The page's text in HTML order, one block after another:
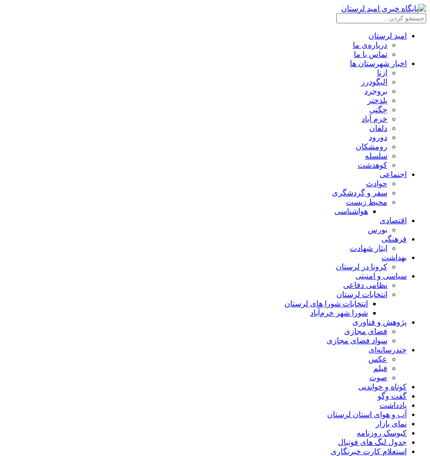
امید لرستان
درباره‌ی ما
تماس با ما
اخبار شهرستان ها
ازنا
الیگودرز
بروجرد
پلدختر
چگنی
خرم آباد
دلفان
دورود
رومشکان
سلسله
کوهدشت
اجتماعی
حوادث
سفر و گردشگری
محیط زیست
هواشناسی
اقتصادی
بورس
فرهنگی
ایثار شهادت
بهداشت
کرونا در لرستان
سیاسی و امنیتی
نظامی دفاعی
انتخابات لرستان
انتخابات شورا های لرستان
شورا شهر خرم‌آباد
پژوهش و فناوری
فضای مجازی
سواد فضای مجازی
چندرسانه‌ای
عكس
فیلم
صوت
کوتاه و خواندنی
گفت وگو
یادداشت
آب و هوای استان لرستان
نمای بازار
کیوسک روزنامه
جدول لیگ های فوتبال
استعلام کارت خبرنگاری